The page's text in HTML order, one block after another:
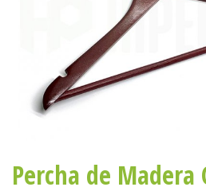
Percha de Madera